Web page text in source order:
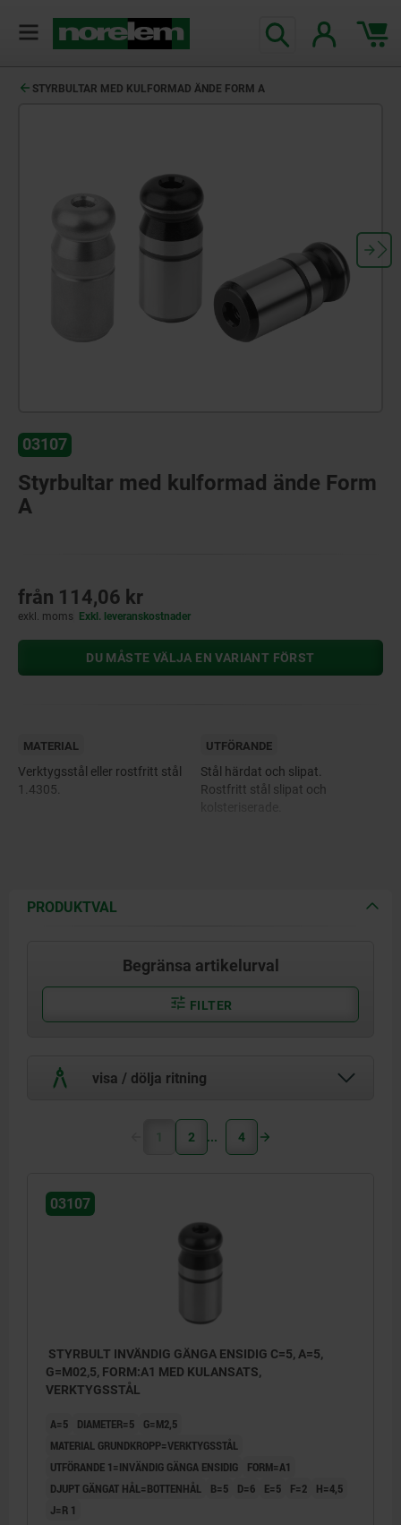
STYRBULTAR MED KULFORMAD ÄNDE FORM A
03107
Styrbultar med kulformad ände Form
A
från 114,06 kr
exkl. moms Exkl. leveranskostnader
DU MÅSTE VÄLJA EN VARIANT FÖRST
MATERIAL
Verktygsstål eller rostfritt stål
1.4305.
UTFÖRANDE
Stål härdat och slipat.
Rostfritt stål slipat och
PRODUKTVAL
Begränsa artikelurval
FILTER
visa / dölja ritning
1 2 4
03107
STYRBULT INVÄNDIG GÄNGA ENSIDIG C=5, A=5,
G=M02,5, FORM:A1 MED KULANSATS,
VERKTYGSSTÅL
A=5 DIAMETER=5
G=M2,5
MATERIAL GRUNDKROPP=VERKTYGSSTÅL
UTFÖRANDE 1=INVÄNDIG GÄNGA ENSIDIG
FORM=A1
DJUPT GÄNGAT HÅL=BOTTENHÅL
B=5 D=6 E=5 F=2
H=4,5
J=R 1